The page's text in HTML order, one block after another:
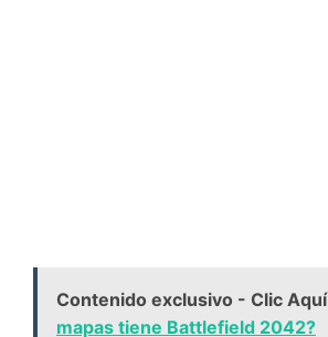
Contenido exclusivo - Clic Aquí
mapas tiene Battlefield 2042?